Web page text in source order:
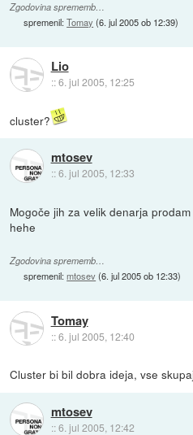
Zgodovina sprememb…
spremenil:Tomay (6. jul 2005 ob 12:39)
Lio
::6. jul 2005, 12:25
cluster?
mtosev
::6. jul 2005, 12:33
Mogoče jih za velik denarja
hehe
Zgodovina sprememb…
spremenil:mtosev(6. jul 2005 ob 12:33)
Tomay
::6. jul 2005, 12:40
Cluster bi bil dobra ideja, vse
mtosev
::6. jul 2005, 12:42